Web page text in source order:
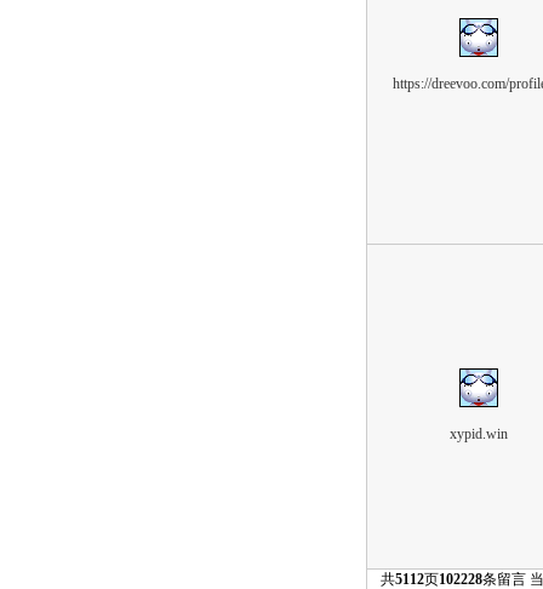
https://dreevoo.com/
xypid.win
共5112页102228条留言